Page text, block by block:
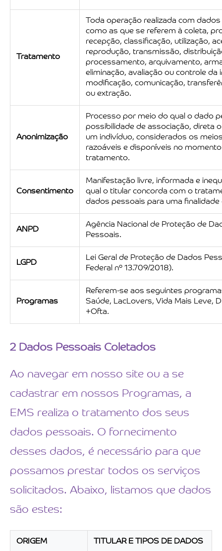
Tratamento
Toda operação realizada com
como as que se referem à coleta,
recepção, classificação, utilização,
reprodução, transmissão,
processamento, arquivamento,
eliminação, avaliação ou controle da
modificação, comunicação,
ou extração.
Anonimização
Processo por meio do qual o dado
possibilidade de associação, direta
um indivíduo, considerados os
razoáveis e disponíveis no
tratamento.
Consentimento
Manifestação livre, informada e
qual o titular concorda com o
dados pessoais para uma finalidade
ANPD
Agência Nacional de Proteção de
Pessoais.
LGPD
Lei Geral de Proteção de Dados
Federal nº 13.709/2018).
Programas
Referem-se aos seguintes
Saúde, LacLovers, Vida Mais Leve,
+Ofta.
2 Dados Pessoais Coletados
Ao navegar em nosso site ou a se
cadastrar em nossos Programas, a
EMS realiza o tratamento dos seus
dados pessoais. O fornecimento
desses dados, é necessário para que
possamos prestar todos os serviços
solicitados. Abaixo, listamos que dados
são estes:
ORIGEM TITULAR E TIPOS DE DADOS